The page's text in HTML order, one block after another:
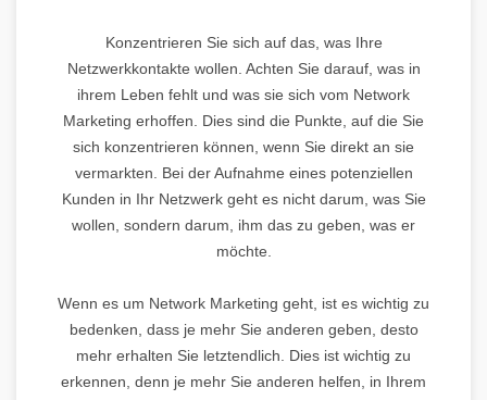
Konzentrieren Sie sich auf das, was Ihre
Netzwerkkontakte wollen. Achten Sie darauf, was in
ihrem Leben fehlt und was sie sich vom Network
Marketing erhoffen. Dies sind die Punkte, auf die Sie
sich konzentrieren können, wenn Sie direkt an sie
vermarkten. Bei der Aufnahme eines potenziellen
Kunden in Ihr Netzwerk geht es nicht darum, was Sie
wollen, sondern darum, ihm das zu geben, was er
möchte.
Wenn es um Network Marketing geht, ist es wichtig zu
bedenken, dass je mehr Sie anderen geben, desto
mehr erhalten Sie letztendlich. Dies ist wichtig zu
erkennen, denn je mehr Sie anderen helfen, in Ihrem